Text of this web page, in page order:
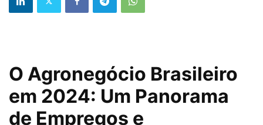
O Agronegócio Brasileiro
em 2024: Um Panorama
de Empregos e